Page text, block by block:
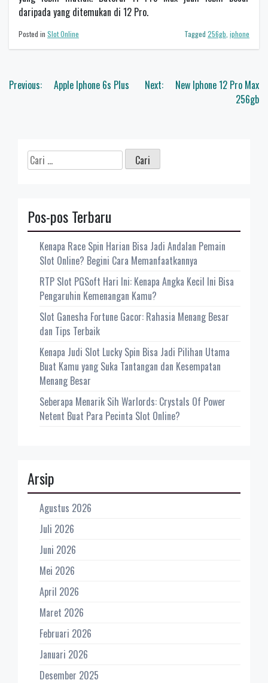
daripada yang ditemukan di 12 Pro.
Posted in Slot Online Tagged 256gb iphone
Navigasi
Previous: Apple Iphone 6s Plus Next:
New Iphone 12 Pro Max
256gb
Cari
untuk:
Pos-pos Terbaru
Kenapa Race Spin Harian Bisa Jadi Andalan Pemain
Slot Online? Begini Cara Memanfaatkannya
RTP Slot PGSoft Hari Ini: Kenapa Angka Kecil Ini Bisa
Pengaruhin Kemenangan Kamu?
Slot Ganesha Fortune Gacor: Rahasia Menang Besar
dan Tips Terbaik
Kenapa Judi Slot Lucky Spin Bisa Jadi Pilihan Utama
Buat Kamu yang Suka Tantangan dan Kesempatan
Menang Besar
Seberapa Menarik Sih Warlords: Crystals Of Power
Netent Buat Para Pecinta Slot Online?
Arsip
Agustus 2026
Juli 2026
Juni 2026
Mei 2026
April 2026
Maret 2026
Februari 2026
Januari 2026
Desember 2025